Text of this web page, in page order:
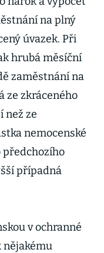
na plný
úvazek. Při
hrubá měsíční
zaměstnání na
ze zkráceného
než ze
nemocenské
předchozího
případná
v ochranné
nějakému